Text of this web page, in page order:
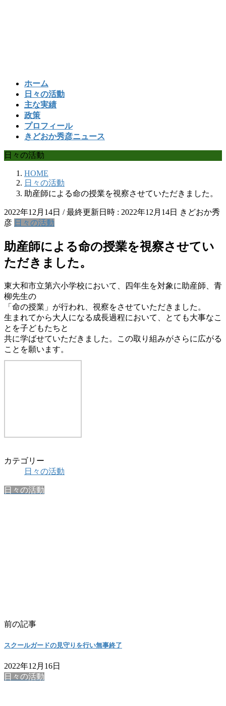
ホーム
日々の活動
主な実績
政策
プロフィール
きどおか秀彦ニュース
日々の活動
HOME
日々の活動
助産師による命の授業を視察させていただきました。
2022年12月14日 / 最終更新日時 : 2022年12月14日 きどおか秀
彦 日々の活動
助産師による命の授業を視察させてい
ただきました。
東大和市立第六小学校において、四年生を対象に助産師、青
柳先生の
「命の授業」が行われ、視察をさせていただきました。
生まれてから大人になる成長過程において、とても大事なこ
とを子どもたちと
共に学ばせていただきました。この取り組みがさらに広がる
ことを願います。
カテゴリー
日々の活動
日々の活動
前の記事
スクールガードの見守りを行い無事終了
2022年12月16日
日々の活動